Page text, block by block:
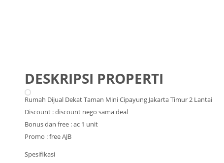
DESKRIPSI PROPERTI
Rumah Dijual Dekat Taman Mini Cipayung Jakarta Timur 2 Lantai
Discount : discount nego sama deal
Bonus dan free : ac 1 unit
Promo : free AJB
Spesifikasi